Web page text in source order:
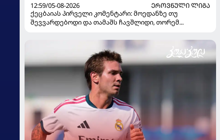
12:59/05-08-2026
ᲔᲠᲝᲕᲜᲣᲚᲘ ᲚᲘᲒᲐ
ქეცბაიას პირველი კომენტარი: მოედანზე თუ
შევვარდებოდი და თამაშს ჩავშლიდი, თორემ...